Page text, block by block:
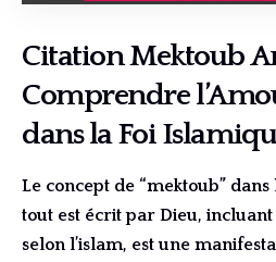
Citation Mektoub
Comprendre
dans la Foi
Le concept de “mektoub”
tout est écrit par Dieu, incluant
selon l’islam, est une